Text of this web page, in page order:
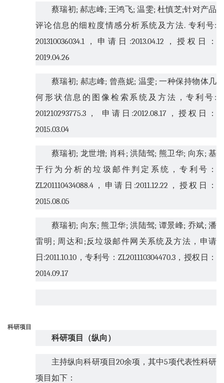
蔡瑞初;郝志峰;王鸿飞;温雯;杜慎芝;针对产品
评论信息的细粒度情感分析系统及方法. 专利号:
201310036034.1 ，申请日 :2013.04.12 ，授权日：
2019.04.26
蔡瑞初; 郝志峰; 曾燕妮; 温雯;一种保持物体几
何形状信息的图像检索系统及方法，专利号 :
201210293775.3 ， 申请日 :2012.08.17 ，授权日：
2015.03.04
蔡瑞初; 龙世增; 肖科;洪陆驾; 熊卫华; 向东;基
于行为分析的垃圾邮件判定系统，专利号：
ZL201110434088.4 ，申请日 :2011.12.22 ，授权日：
2015.08.05
蔡瑞初; 向东; 熊卫华;洪陆驾; 谭景峰; 乔斌;潘
雷明 ; 周达和 ; 反垃圾邮件网关系统及方法，申请
日 :2011.10.10 ，专利号： ZL201110304470.3，授权日：
2014.09.17
科研项目
科研项目（纵向）
主持纵向科研项目 20余项，其中5项代表性科研
项目如下：